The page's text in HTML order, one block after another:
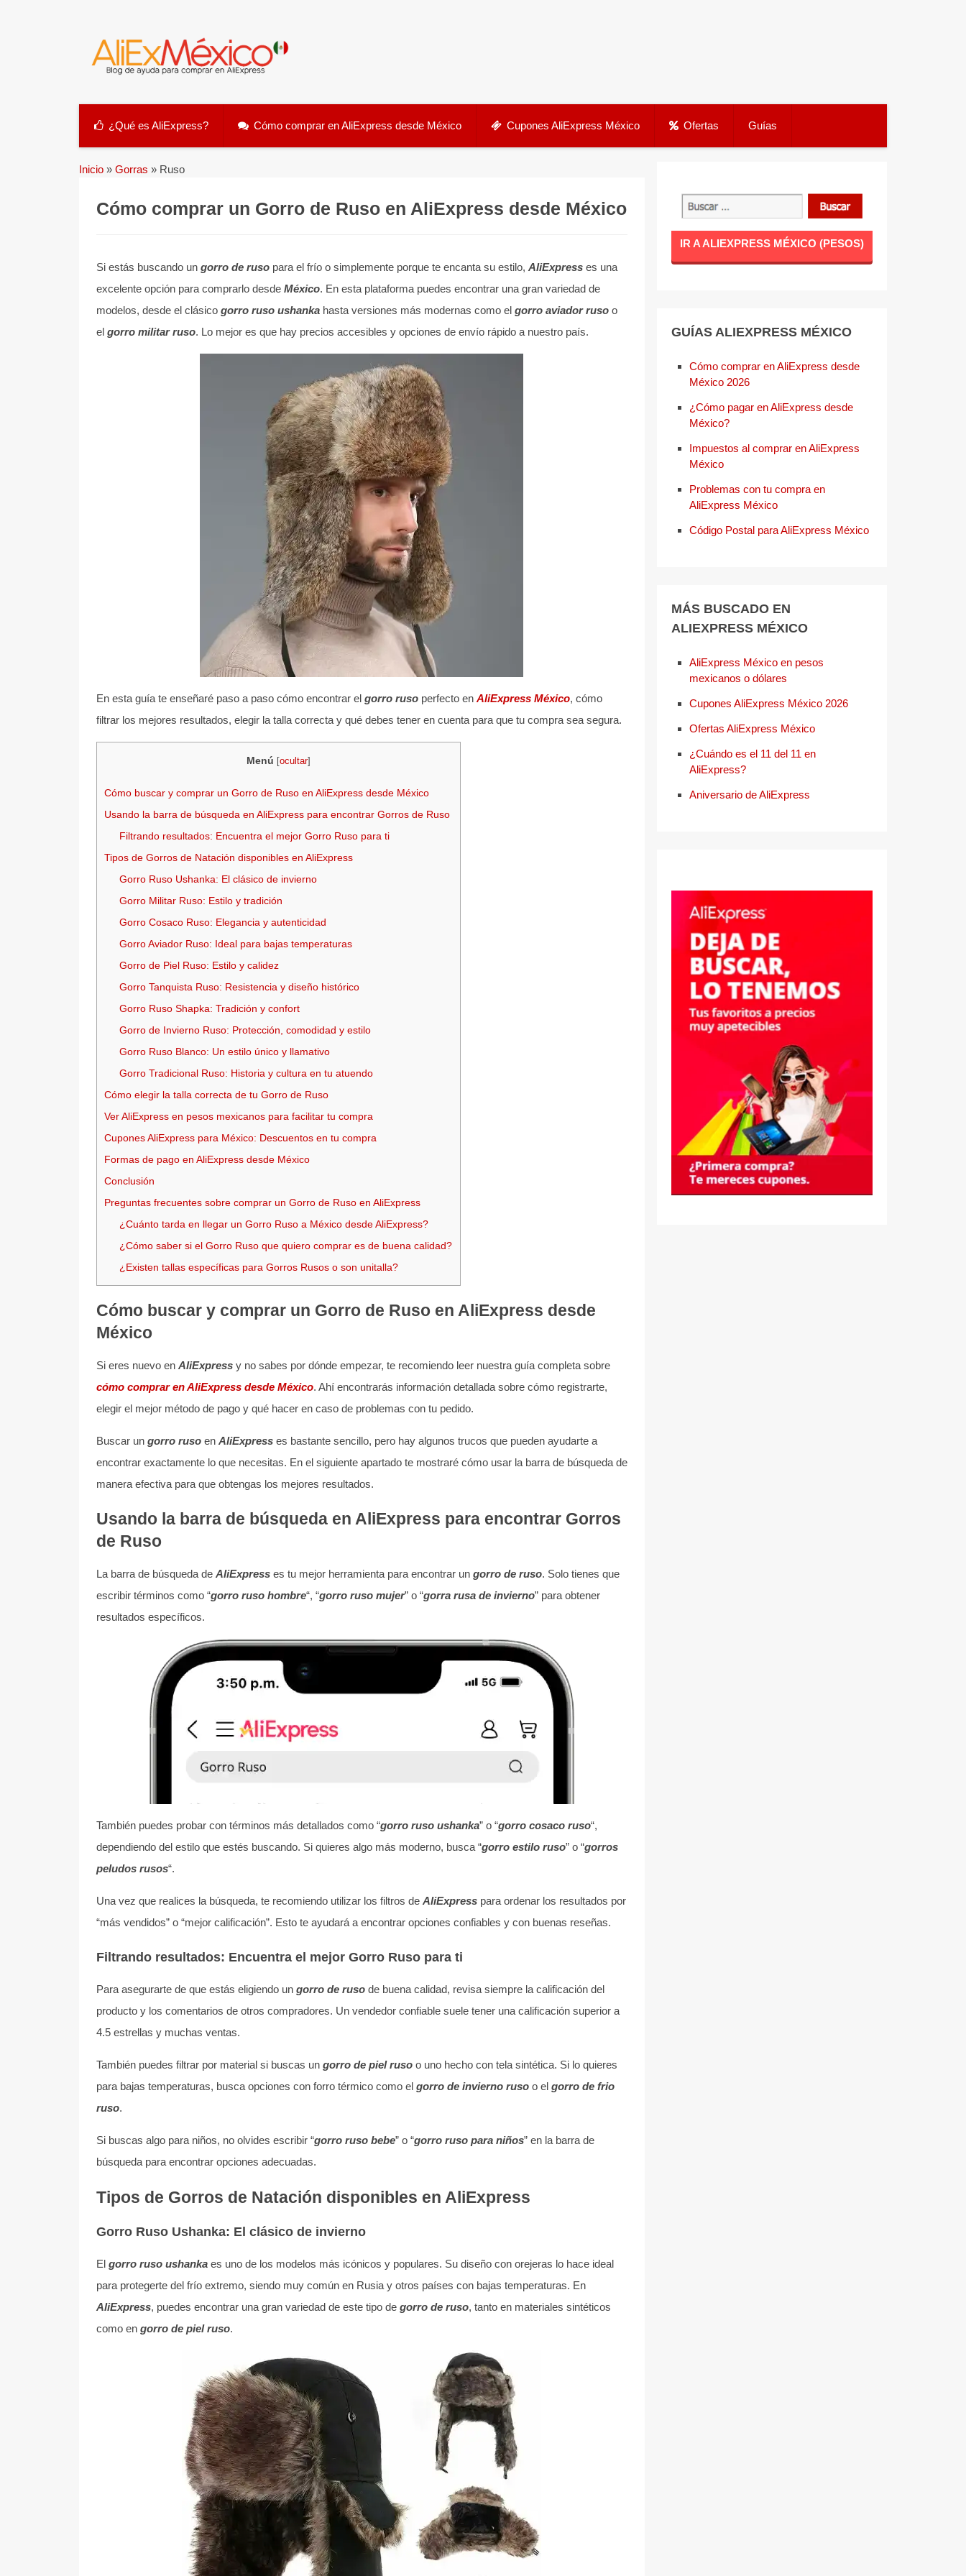
¿Qué es AliExpress? Cómo comprar en AliExpress desde México Cupones AliExpress México Ofertas Guías
Inicio » Gorras » Ruso
Cómo comprar un Gorro de Ruso en AliExpress desde México
Si estás buscando un gorro de rusopara el frío o simplemente porque te encanta su estilo, AliExpresses una
excelente opción para comprarlo desde México. En esta plataforma puedes encontrar una gran variedad de
modelos, desde el clásico gorro ruso ushankahasta versiones más modernas como el gorro aviador rusoo
el gorro militar ruso. Lo mejor es que hay precios accesibles y opciones de envío rápido a nuestro país.
En esta guía te enseñaré paso a paso cómo encontrar el gorro rusoperfecto en AliExpress México, cómo
filtrar los mejores resultados, elegir la talla correcta y qué debes tener en cuenta para que tu compra sea segura.
Menú [ocultar]
Cómo buscar y comprar un Gorro de Ruso en AliExpress desde México
Usando la barra de búsqueda en AliExpress para encontrar Gorros de Ruso
Filtrando resultados: Encuentra el mejor Gorro Ruso para ti
Tipos de Gorros de Natación disponibles en AliExpress
Gorro Ruso Ushanka: El clásico de invierno
Gorro Militar Ruso: Estilo y tradición
Gorro Cosaco Ruso: Elegancia y autenticidad
Gorro Aviador Ruso: Ideal para bajas temperaturas
Gorro de Piel Ruso: Estilo y calidez
Gorro Tanquista Ruso: Resistencia y diseño histórico
Gorro Ruso Shapka: Tradición y confort
Gorro de Invierno Ruso: Protección, comodidad y estilo
Gorro Ruso Blanco: Un estilo único y llamativo
Gorro Tradicional Ruso: Historia y cultura en tu atuendo
Cómo elegir la talla correcta de tu Gorro de Ruso
Ver AliExpress en pesos mexicanos para facilitar tu compra
Cupones AliExpress para México: Descuentos en tu compra
Formas de pago en AliExpress desde México
Conclusión
Preguntas frecuentes sobre comprar un Gorro de Ruso en AliExpress
¿Cuánto tarda en llegar un Gorro Ruso a México desde AliExpress?
¿Cómo saber si el Gorro Ruso que quiero comprar es de buena calidad?
¿Existen tallas específicas para Gorros Rusos o son unitalla?
Cómo buscar y comprar un Gorro de Ruso en AliExpress desde
México
Si eres nuevo en AliExpressy no sabes por dónde empezar, te recomiendo leer nuestra guía completa sobre
cómo comprar en AliExpress desde México. Ahí encontrarás información detallada sobre cómo registrarte,
elegir el mejor método de pago y qué hacer en caso de problemas con tu pedido.
Buscar un gorro rusoen AliExpresses bastante sencillo, pero hay algunos trucos que pueden ayudarte a
encontrar exactamente lo que necesitas. En el siguiente apartado te mostraré cómo usar la barra de búsqueda de
manera efectiva para que obtengas los mejores resultados.
Usando la barra de búsqueda en AliExpress para encontrar Gorros
de Ruso
La barra de búsqueda de AliExpresses tu mejor herramienta para encontrar un gorro de ruso. Solo tienes que
escribir términos como “gorro ruso hombre“, “gorro ruso mujer” o “gorra rusa de invierno” para obtener
resultados específicos.
También puedes probar con términos más detallados como “gorro ruso ushanka” o “gorro cosaco ruso“,
dependiendo del estilo que estés buscando. Si quieres algo más moderno, busca “gorro estilo ruso” o “gorros
peludos rusos“.
Una vez que realices la búsqueda, te recomiendo utilizar los filtros de AliExpresspara ordenar los resultados por
“más vendidos” o “mejor calificación”. Esto te ayudará a encontrar opciones confiables y con buenas reseñas.
Filtrando resultados: Encuentra el mejor Gorro Ruso para ti
Para asegurarte de que estás eligiendo un gorro de rusode buena calidad, revisa siempre la calificación del
producto y los comentarios de otros compradores. Un vendedor confiable suele tener una calificación superior a
4.5 estrellas y muchas ventas.
También puedes filtrar por material si buscas un gorro de piel rusoo uno hecho con tela sintética. Si lo quieres
para bajas temperaturas, busca opciones con forro térmico como el gorro de invierno rusoo el gorro de frio
ruso.
Si buscas algo para niños, no olvides escribir “gorro ruso bebe” o “gorro ruso para niños” en la barra de
búsqueda para encontrar opciones adecuadas.
Tipos de Gorros de Natación disponibles en AliExpress
Gorro Ruso Ushanka: El clásico de invierno
El gorro ruso ushankaes uno de los modelos más icónicos y populares. Su diseño con orejeras lo hace ideal
para protegerte del frío extremo, siendo muy común en Rusia y otros países con bajas temperaturas. En
AliExpress, puedes encontrar una gran variedad de este tipo de gorro de ruso, tanto en materiales sintéticos
como en gorro de piel ruso.
IR A ALIEXPRESS MÉXICO (PESOS)
GUÍAS ALIEXPRESS MÉXICO
Cómo comprar en AliExpress desde
México 2026
¿Cómo pagar en AliExpress desde
México?
Impuestos al comprar en AliExpress
México
Problemas con tu compra en
AliExpress México
Código Postal para AliExpress México
MÁS BUSCADO EN
ALIEXPRESS MÉXICO
AliExpress México en pesos
mexicanos o dólares
Cupones AliExpress México 2026
Ofertas AliExpress México
¿Cuándo es el 11 del 11 en
AliExpress?
Aniversario de AliExpress